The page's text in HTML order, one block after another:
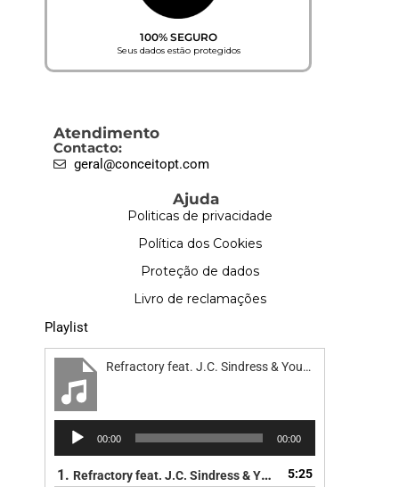
100% SEGURO
Seus dados estão protegidos
Atendimento
Contacto:
geral@conceitopt.com
Ajuda
Politicas de privacidade
Política dos Cookies
Proteção de dados
Livro de reclamações
Playlist
Refractory feat. J.C. Sindress & Youn Sun Nah - Road
Reprodutor
00:00 00:00
1. Refractory feat. J.C. Sindress & Youn Sun Nah - Road
5:25